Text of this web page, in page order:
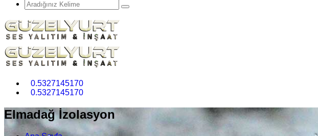
0.5327145170
0.5327145170
Elmadağ İzolasyon